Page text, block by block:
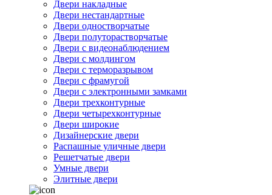
Двери накладные
Двери нестандартные
Двери одностворчатые
Двери полуторастворчатые
Двери с видеонаблюдением
Двери с молдингом
Двери с терморазрывом
Двери с фрамугой
Двери с электронными замками
Двери трехконтурные
Двери четырехконтурные
Двери широкие
Дизайнерские двери
Распашные уличные двери
Решетчатые двери
Умные двери
Элитные двери